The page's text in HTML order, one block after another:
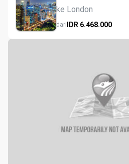
ke London
dariIDR 6.468.000